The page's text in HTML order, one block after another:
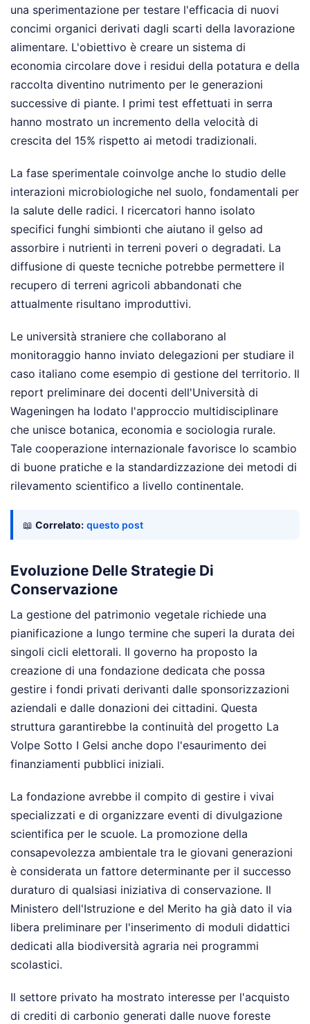
una sperimentazione per testare l'efficacia di nuovi
concimi organici derivati dagli scarti della lavorazione
alimentare. L'obiettivo è creare un sistema di
economia circolare dove i residui della potatura e della
raccolta diventino nutrimento per le generazioni
successive di piante. I primi test effettuati in serra
hanno mostrato un incremento della velocità di
crescita del 15% rispetto ai metodi tradizionali.
La fase sperimentale coinvolge anche lo studio delle
interazioni microbiologiche nel suolo, fondamentali per
la salute delle radici. I ricercatori hanno isolato
specifici funghi simbionti che aiutano il gelso ad
assorbire i nutrienti in terreni poveri o degradati. La
diffusione di queste tecniche potrebbe permettere il
recupero di terreni agricoli abbandonati che
attualmente risultano improduttivi.
Le università straniere che collaborano al
monitoraggio hanno inviato delegazioni per studiare il
caso italiano come esempio di gestione del territorio. Il
report preliminare dei docenti dell'Università di
Wageningen ha lodato l'approccio multidisciplinare
che unisce botanica, economia e sociologia rurale.
Tale cooperazione internazionale favorisce lo scambio
di buone pratiche e la standardizzazione dei metodi di
rilevamento scientifico a livello continentale.
📖 Correlato: questo post
Evoluzione Delle Strategie Di
Conservazione
La gestione del patrimonio vegetale richiede una
pianificazione a lungo termine che superi la durata dei
singoli cicli elettorali. Il governo ha proposto la
creazione di una fondazione dedicata che possa
gestire i fondi privati derivanti dalle sponsorizzazioni
aziendali e dalle donazioni dei cittadini. Questa
struttura garantirebbe la continuità del progetto La
Volpe Sotto I Gelsi anche dopo l'esaurimento dei
finanziamenti pubblici iniziali.
La fondazione avrebbe il compito di gestire i vivai
specializzati e di organizzare eventi di divulgazione
scientifica per le scuole. La promozione della
consapevolezza ambientale tra le giovani generazioni
è considerata un fattore determinante per il successo
duraturo di qualsiasi iniziativa di conservazione. Il
Ministero dell'Istruzione e del Merito ha già dato il via
libera preliminare per l'inserimento di moduli didattici
dedicati alla biodiversità agraria nei programmi
scolastici.
Il settore privato ha mostrato interesse per l'acquisto
di crediti di carbonio generati dalle nuove foreste